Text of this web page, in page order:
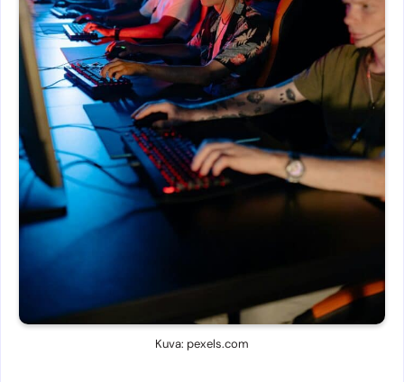
Kuva: pexels.com